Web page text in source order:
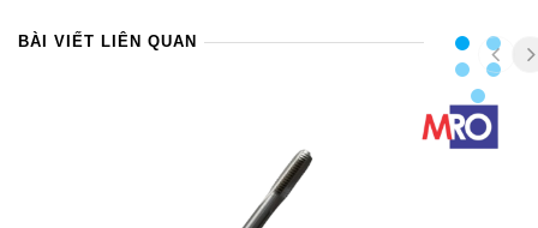
BÀI VIẾT LIÊN QUAN